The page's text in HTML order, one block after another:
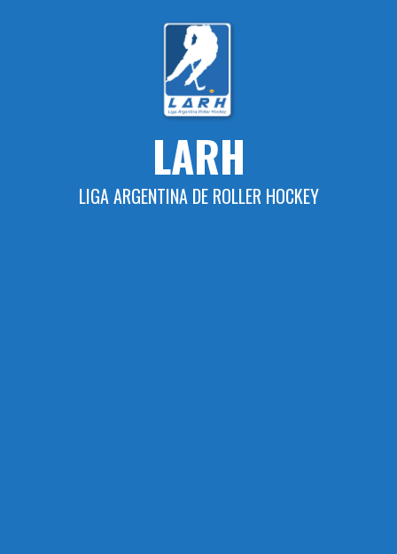
LARH
LIGA ARGENTINA DE ROLLER HOCKEY